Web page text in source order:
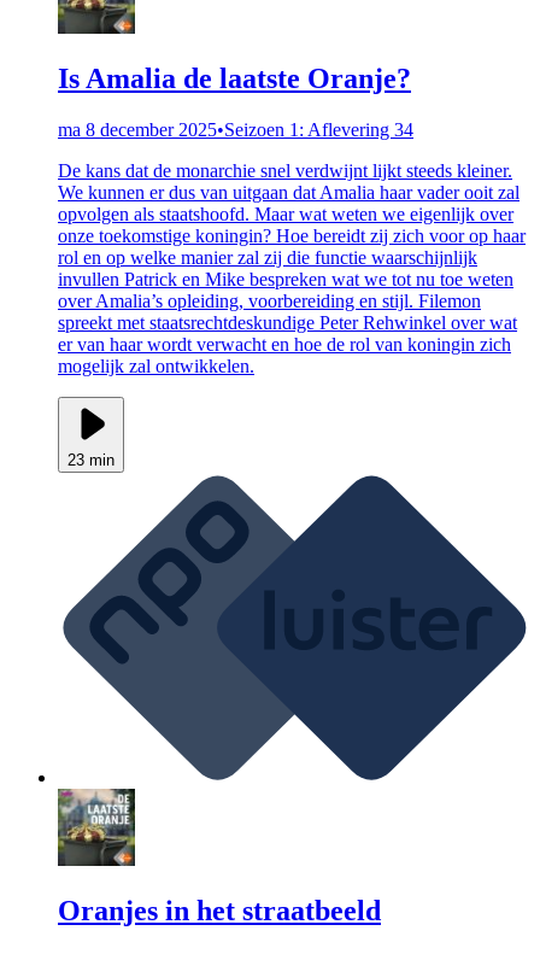
Is Amalia de laatste Oranje?
ma 8 december 2025•Seizoen 1: Aflevering 34
De kans dat de monarchie snel verdwijnt lijkt steeds kleiner.
We kunnen er dus van uitgaan dat Amalia haar vader ooit zal
opvolgen als staatshoofd. Maar wat weten we eigenlijk over
onze toekomstige koningin? Hoe bereidt zij zich voor op haar
rol en op welke manier zal zij die functie waarschijnlijk
invullen Patrick en Mike bespreken wat we tot nu toe weten
over Amalia’s opleiding, voorbereiding en stijl. Filemon
spreekt met staatsrechtdeskundige Peter Rehwinkel over wat
er van haar wordt verwacht en hoe de rol van koningin zich
mogelijk zal ontwikkelen.
23 min
Oranjes in het straatbeeld